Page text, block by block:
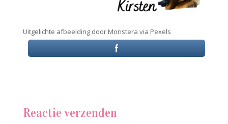
Uitgelichte afbeelding door Monstera via Pexels
Reactie verzenden